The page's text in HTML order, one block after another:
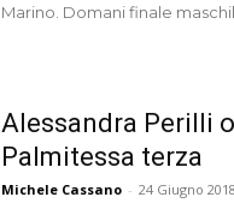
Marino. Domani finale
Alessandra Perilli
Palmitessa terza
Michele Cassano - 24 Giugno 2018